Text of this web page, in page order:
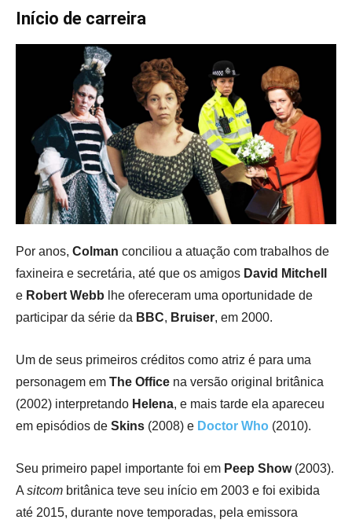
Início de carreira
Por anos, Colman conciliou a atuação com trabalhos de
faxineira e secretária, até que os amigos David Mitchell
e Robert Webb lhe ofereceram uma oportunidade de
participar da série da BBC, Bruiser, em 2000.
Um de seus primeiros créditos como atriz é para uma
personagem em The Office na versão original britânica
(2002) interpretando Helena, e mais tarde ela apareceu
em episódios de Skins (2008) e Doctor Who (2010).
Seu primeiro papel importante foi em Peep Show(2003).
A sitcom britânica teve seu início em 2003 e foi exibida
até 2015, durante nove temporadas, pela emissora